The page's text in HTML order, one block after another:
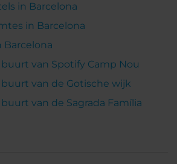
in Barcelona
in Barcelona
Barcelona
van Spotify Camp Nou
van de Gotische wijk
van de Sagrada Família